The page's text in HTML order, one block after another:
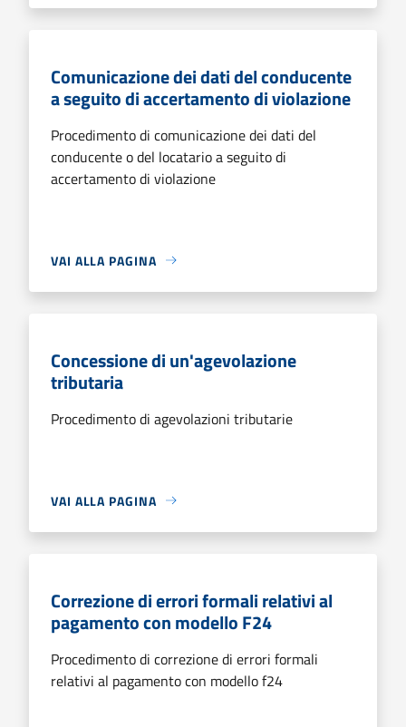
Comunicazione dei dati del conducente
a seguito di accertamento di violazione
Procedimento di comunicazione dei dati del
conducente o del locatario a seguito di
accertamento di violazione
VAI ALLA PAGINA
Concessione di un'agevolazione
tributaria
Procedimento di agevolazioni tributarie
VAI ALLA PAGINA
Correzione di errori formali relativi al
pagamento con modello F24
Procedimento di correzione di errori formali
relativi al pagamento con modello f24